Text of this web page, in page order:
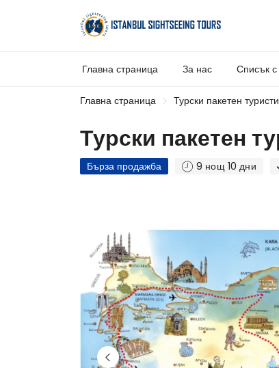
Главна страница За нас Списък с
Главна страница Турски пакетен
Турски пакетен
Бърза продажба 9 нощ 10 дни